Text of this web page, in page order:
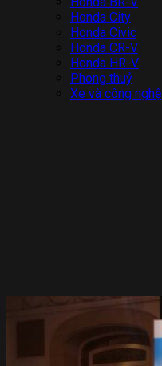
Honda City
Honda Civic
Honda CR-V
Honda HR-V
Phong thuỷ
Xe và công nghệ